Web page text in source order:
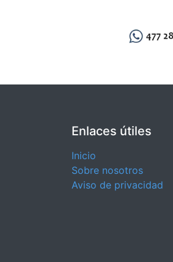
Enlaces útiles
Inicio
Sobre nosotros
Aviso de privacidad